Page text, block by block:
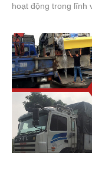
hoạt động trong lĩnh